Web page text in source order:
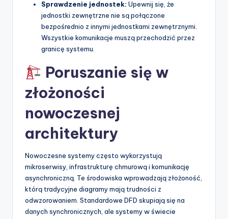
Sprawdzenie jednostek: Upewnij się, że
jednostki zewnętrzne nie są połączone
bezpośrednio z innymi jednostkami zewnętrznymi.
Wszystkie komunikacje muszą przechodzić przez
granicę systemu.
Poruszanie się w
złożoności
nowoczesnej
architektury
Nowoczesne systemy często wykorzystują
mikroserwisy, infrastrukturę chmurową i komunikację
asynchroniczną. Te środowiska wprowadzają złożoność,
którą tradycyjne diagramy mają trudności z
odwzorowaniem. Standardowe DFD skupiają się na
danych synchronicznych, ale systemy w świecie